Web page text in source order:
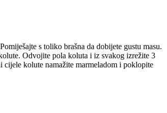
s toliko brašna da dobijete gustu masu.
Odvojite pola koluta i iz svakog izrežite 3
cijele kolute namažite marmeladom i poklopite